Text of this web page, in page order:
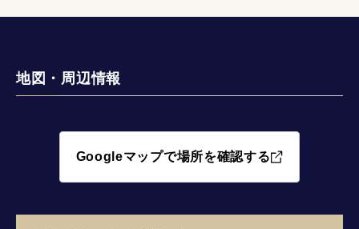
地図・周辺情報
Googleマップで場所を確認する